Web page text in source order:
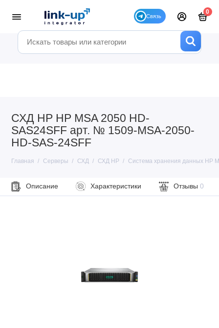
0
СХД HP HP MSA 2050 HD-
SAS24SFF арт. № 1509-MSA-2050-
HD-SAS-24SFF
Главная Серверы СХД СХД HP Система хранения данных HP
Описание Характеристики Отзывы 0